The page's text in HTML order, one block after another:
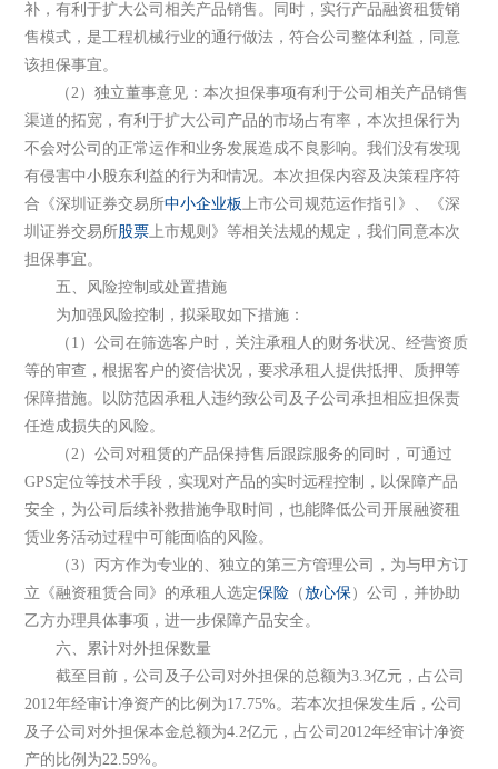
补，有利于扩大公司相关产品销售。同时，实行产品融资租赁销
售模式，是工程机械行业的通行做法，符合公司整体利益，同意
该担保事宜。
（2）独立董事意见：本次担保事项有利于公司相关产品销售
渠道的拓宽，有利于扩大公司产品的市场占有率，本次担保行为
不会对公司的正常运作和业务发展造成不良影响。我们没有发现
有侵害中小股东利益的行为和情况。本次担保内容及决策程序符
合《深圳证券交易所中小企业板上市公司规范运作指引》、《深
圳证券交易所股票上市规则》等相关法规的规定，我们同意本次
担保事宜。
五、风险控制或处置措施
为加强风险控制，拟采取如下措施：
（1）公司在筛选客户时，关注承租人的财务状况、经营资质
等的审查，根据客户的资信状况，要求承租人提供抵押、质押等
保障措施。以防范因承租人违约致公司及子公司承担相应担保责
任造成损失的风险。
（2）公司对租赁的产品保持售后跟踪服务的同时，可通过
GPS定位等技术手段，实现对产品的实时远程控制，以保障产品
安全，为公司后续补救措施争取时间，也能降低公司开展融资租
赁业务活动过程中可能面临的风险。
（3）丙方作为专业的、独立的第三方管理公司，为与甲方订
立《融资租赁合同》的承租人选定保险 （放心保）公司，并协助
乙方办理具体事项，进一步保障产品安全。
六、累计对外担保数量
截至目前，公司及子公司对外担保的总额为3.3亿元，占公司
2012年经审计净资产的比例为17.75%。若本次担保发生后，公司
及子公司对外担保本金总额为4.2亿元，占公司2012年经审计净资
产的比例为22.59%。